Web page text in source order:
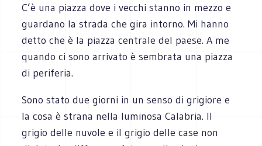
C’è una piazza dove i vecchi stanno in mezzo e
guardano la strada che gira intorno. Mi hanno
detto che è la piazza centrale del paese. A me
quando ci sono arrivato è sembrata una piazza
di periferia.
Sono stato due giorni in un senso di grigiore e
la cosa è strana nella luminosa Calabria. Il
grigio delle nuvole e il grigio delle case non